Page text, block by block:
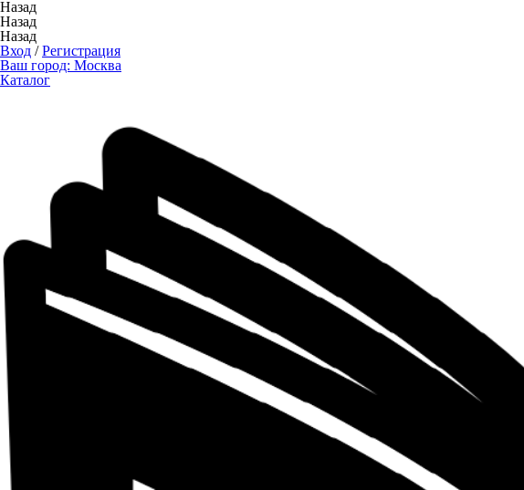
Назад
Назад
Назад
Вход /Регистрация
Ваш город: Москва
Каталог